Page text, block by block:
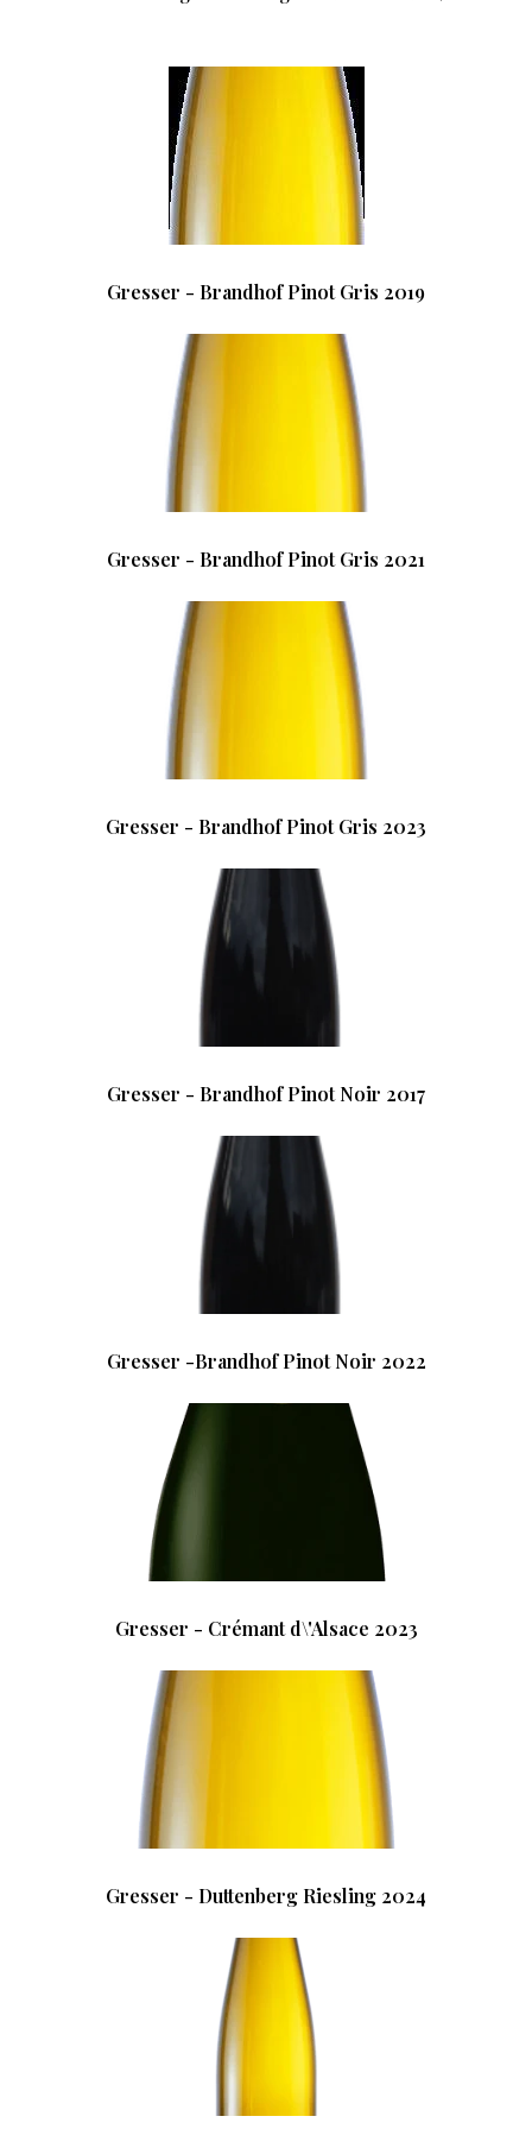
Gresser - Brandhof Pinot Gris 2019
Gresser - Brandhof Pinot Gris 2021
Gresser - Brandhof Pinot Gris 2023
Gresser - Brandhof Pinot Noir 2017
Gresser -Brandhof Pinot Noir 2022
Gresser - Crémant d\'Alsace 2023
Gresser - Duttenberg Riesling 2024